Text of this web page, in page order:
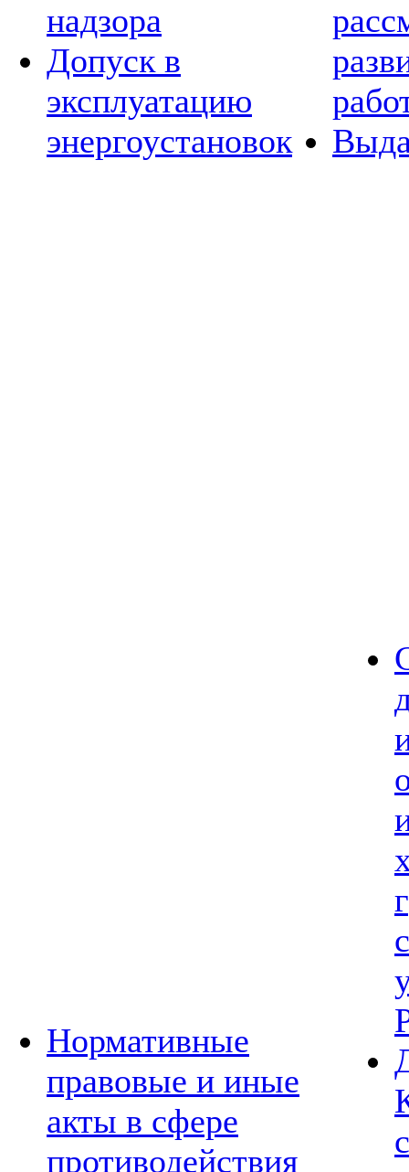
надзора
Допуск в
эксплуатацию
энергоустановок
Нормативные
правовые и иные
акты в сфере
противодействия